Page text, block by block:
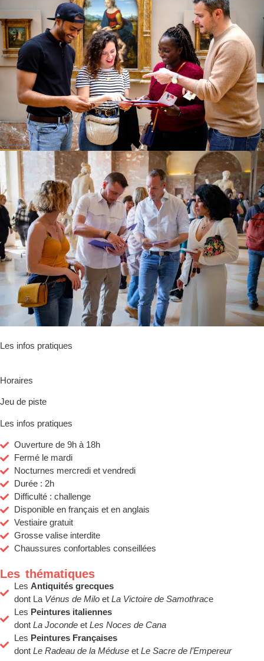
Les infos pratiques
Horaires
Jeu de piste
Les infos pratiques
Ouverture de 9h à 18h
Fermé le mardi
Nocturnes mercredi et vendredi
Durée : 2h
Difficulté : challenge
Disponible en français et en anglais
Vestiaire gratuit
Grosse valise interdite
Chaussures confortables conseillées
Les thématiques
Les Antiquités grecques
dont La Vénus de Miloet La Victoire de Samothrace
Les Peintures italiennes
dont La Jocondeet Les Noces de Cana
Les Peintures Françaises
dont Le Radeau de la Méduseet Le Sacre de l’Empereur